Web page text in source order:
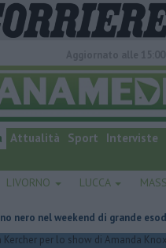
Attualità Sport Interviste
LIVORNO LUCCA
weekend di grande esodo